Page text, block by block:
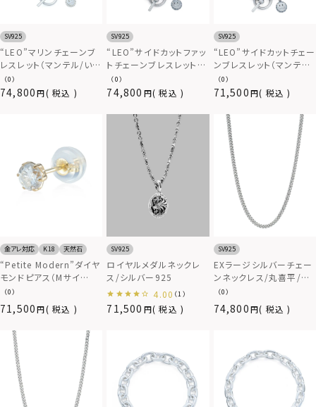
SV925
“LEO”マリンチェーンブ
レスレット（マンテル/いぶ
し無し）/シルバー925
（0）
74,800 税込
SV925
“LEO”サイドカットファッ
トチェーンブレスレット
（マンテル/いぶし仕上
げ）/シルバー925
（0）
74,800 税込
SV925
“LEO”サイドカットチェー
ンブレスレット（マンテル/
いぶし仕上げ）/シルバー
925
（0）
71,500 税込
金アレ対応 K18 天然石
“Petite Modern”ダイヤ
モンドピアス（Mサイ
ズ/0.25CT）/K18ゴール
ド
（0）
71,500 税込
SV925
ロイヤルメダルネックレ
ス/シルバー925
4.00 （1）
71,500 税込
SV925
EXラージシルバーチェー
ンネックレス/丸喜平/シ
ルバー925
（0）
74,800 税込